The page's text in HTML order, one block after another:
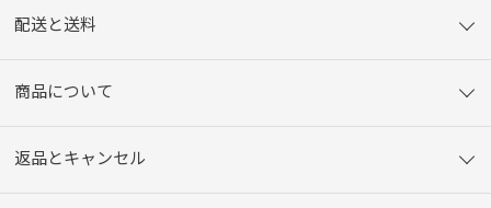
配送と送料
商品について
返品とキャンセル